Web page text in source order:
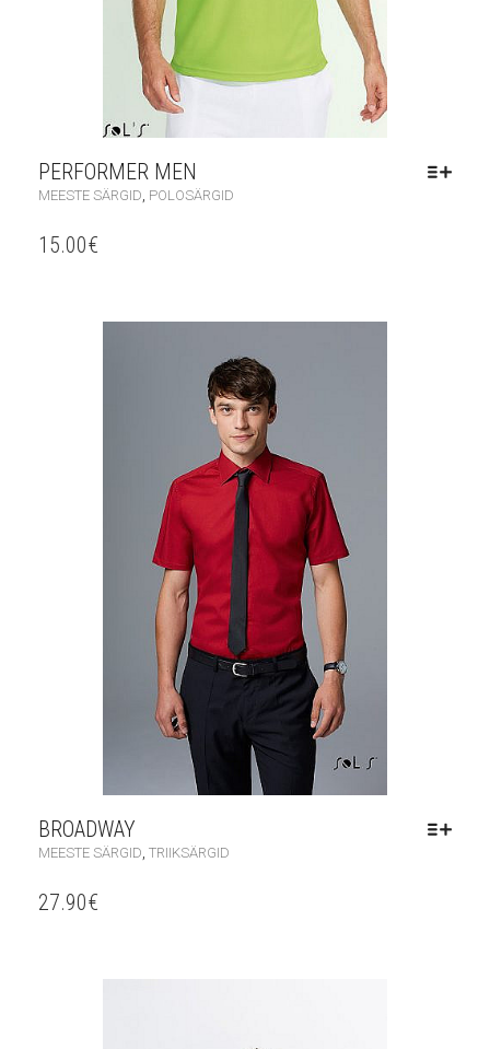
PERFORMER MEN
MEESTE SÄRGID POLOSÄRGID
15.00€
BROADWAY
MEESTE SÄRGID TRIIKSÄRGID
27.90€